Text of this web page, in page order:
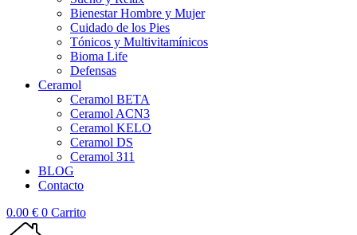
Bienestar Hombre y Mujer
Cuidado de los Pies
Tónicos y Multivitamínicos
Bioma Life
Defensas
Ceramol
Ceramol BETA
Ceramol ACN3
Ceramol KELO
Ceramol DS
Ceramol 311
BLOG
Contacto
0.00 € 0 Carrito